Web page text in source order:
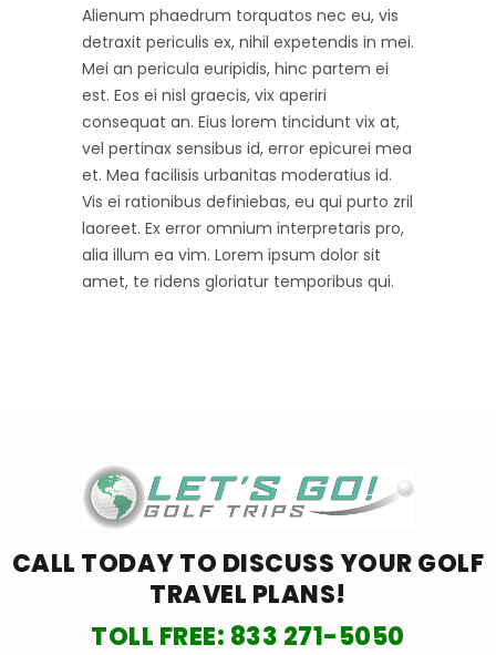
Alienum phaedrum torquatos nec eu, vis
detraxit periculis ex, nihil expetendis in mei.
Mei an pericula euripidis, hinc partem ei
est. Eos ei nisl graecis, vix aperiri
consequat an. Eius lorem tincidunt vix at,
vel pertinax sensibus id, error epicurei mea
et. Mea facilisis urbanitas moderatius id.
Vis ei rationibus definiebas, eu qui purto zril
laoreet. Ex error omnium interpretaris pro,
alia illum ea vim. Lorem ipsum dolor sit
amet, te ridens gloriatur temporibus qui.
CALL TODAY TO DISCUSS YOURGOLF
TRAVEL PLANS!
TOLL FREE: 833 271-5050